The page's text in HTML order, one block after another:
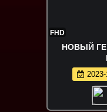
FHD
НОВЫЙ